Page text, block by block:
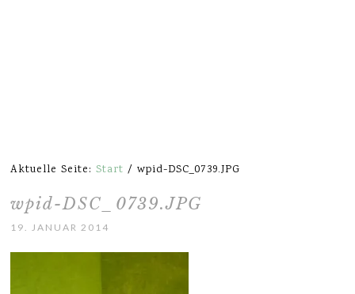
Aktuelle Seite:Start / wpid-DSC_0739.JPG
wpid-DSC_0739.JPG
19. JANUAR 2014